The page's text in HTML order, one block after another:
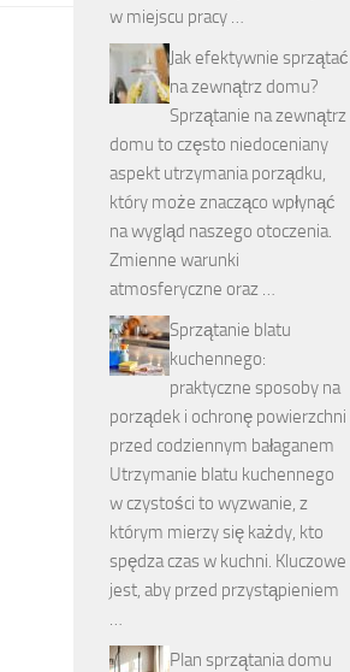
w miejscu pracy …
Jak efektywnie sprzątać
na zewnątrz domu?
Sprzątanie na zewnątrz
domu to często niedoceniany
aspekt utrzymania porządku,
który może znacząco wpłynąć
na wygląd naszego otoczenia.
Zmienne warunki
atmosferyczne oraz …
Sprzątanie blatu
kuchennego:
praktyczne sposoby na
porządek i ochronę powierzchni
przed codziennym bałaganem
Utrzymanie blatu kuchennego
w czystości to wyzwanie, z
którym mierzy się każdy, kto
spędza czas w kuchni. Kluczowe
jest, aby przed przystąpieniem
…
Plan sprzątania domu